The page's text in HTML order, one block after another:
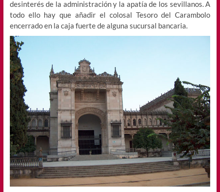
desinterés de la administración y la apatía de los sevillanos. A
todo ello hay que añadir el colosal Tesoro del Carambolo
encerrado en la caja fuerte de alguna sucursal bancaria.